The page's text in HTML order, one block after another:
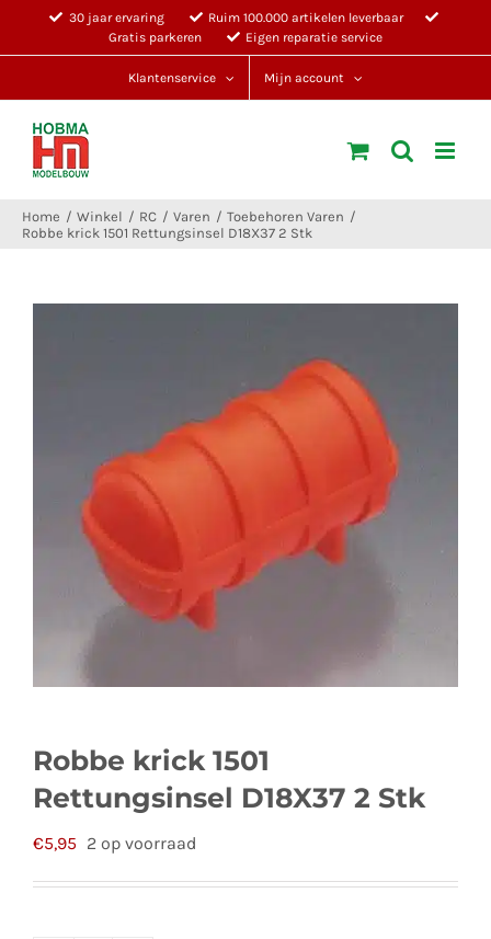
30 jaar ervaring
Ruim 100.000 artikelen leverbaar
Gratis parkeren
Eigen reparatie service
Klantenservice Mijn account
Home Winkel RC Varen
Toebehoren Varen
Robbe krick 1501 Rettungsinsel D18X37 2 Stk
Robbe krick 1501
Rettungsinsel D18X37 2 Stk
€5,95 2 op voorraad